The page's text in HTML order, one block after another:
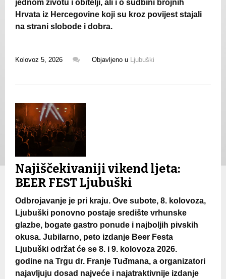
jednom životu i obitelji, ali i o sudbini brojnih
Hrvata iz Hercegovine koji su kroz povijest stajali
na strani slobode i dobra.
Kolovoz 5, 2026 Objavljeno u Ljubuški
Najiščekivaniji vikend ljeta:
BEER FEST Ljubuški
Odbrojavanje je pri kraju. Ove subote, 8. kolovoza,
Ljubuški ponovno postaje središte vrhunske
glazbe, bogate gastro ponude i najboljih pivskih
okusa. Jubilarno, peto izdanje Beer Festa
Ljubuški održat će se 8. i 9. kolovoza 2026.
godine na Trgu dr. Franje Tuđmana, a organizatori
najavljuju dosad najveće i najatraktivnije izdanje